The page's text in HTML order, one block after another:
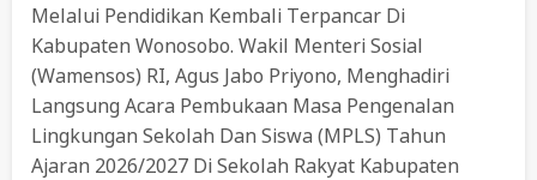
Melalui Pendidikan Kembali Terpancar Di
Kabupaten Wonosobo. Wakil Menteri Sosial
(Wamensos) RI, Agus Jabo Priyono, Menghadiri
Langsung Acara Pembukaan Masa Pengenalan
Lingkungan Sekolah Dan Siswa (MPLS) Tahun
Ajaran 2026/2027 Di Sekolah Rakyat Kabupaten